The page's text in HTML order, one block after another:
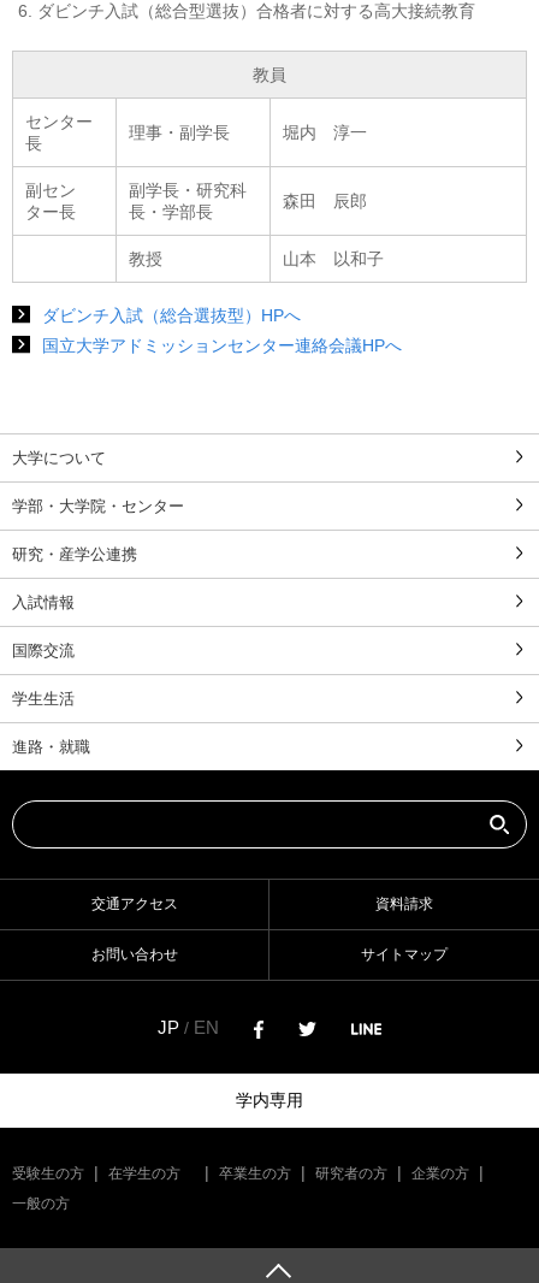
ダビンチ入試（総合型選抜）合格者に対する高大接続教育
教員
センター
長
理事・副学長 堀内 淳一
副セン
ター長
副学長・研究科
長・学部長
森田 辰郎
教授 山本 以和子
ダビンチ入試（総合選抜型）HPへ
国立大学アドミッションセンター連絡会議HPへ
大学について
学部・大学院・センター
研究・産学公連携
入試情報
国際交流
学生生活
進路・就職
交通アクセス 資料請求
お問い合わせ サイトマップ
JP / EN
学内専用
受験生の方 在学生の方 卒業生の方 研究者の方
企業の方
一般の方